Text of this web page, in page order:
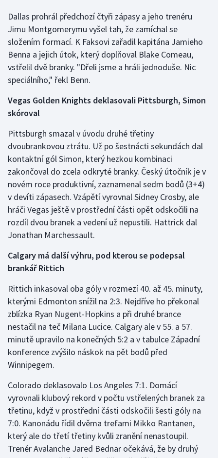
Dallas prohrál předchozí čtyři zápasy a jeho trenéru
Jimu Montgomerymu vyšel tah, že zamíchal se
složením formací. K Faksovi zařadil kapitána Jamieho
Benna a jejich útok, který doplňoval Blake Comeau,
vstřelil dvě branky. "Dřeli jsme a hráli jednoduše. Nic
speciálního," řekl Benn.
Vegas Golden Knights deklasovali Pittsburgh, Simon
skóroval
Pittsburgh smazal v úvodu druhé třetiny
dvoubrankovou ztrátu. Už po šestnácti sekundách dal
kontaktní gól Simon, který hezkou kombinaci
zakončoval do zcela odkryté branky. Český útočník je v
novém roce produktivní, zaznamenal sedm bodů (3+4)
v devíti zápasech. Vzápětí vyrovnal Sidney Crosby, ale
hráči Vegas ještě v prostřední části opět odskočili na
rozdíl dvou branek a vedení už nepustili. Hattrick dal
Jonathan Marchessault.
Calgary má další výhru, pod kterou se podepsal
brankář Rittich
Rittich inkasoval oba góly v rozmezí 40. až 45. minuty,
kterými Edmonton snížil na 2:3. Nejdříve ho překonal
zblízka Ryan Nugent-Hopkins a při druhé brance
nestačil na teč Milana Lucice. Calgary ale v 55. a 57.
minutě upravilo na konečných 5:2 a v tabulce Západní
konference zvýšilo náskok na pět bodů před
Winnipegem.
Colorado deklasovalo Los Angeles 7:1. Domácí
vyrovnali klubový rekord v počtu vstřelených branek za
třetinu, když v prostřední části odskočili šesti góly na
7:0. Kanonádu řídil dvěma trefami Mikko Rantanen,
který ale do třetí třetiny kvůli zranění nenastoupil.
Trenér Avalanche Jared Bednar očekává, že by druhý